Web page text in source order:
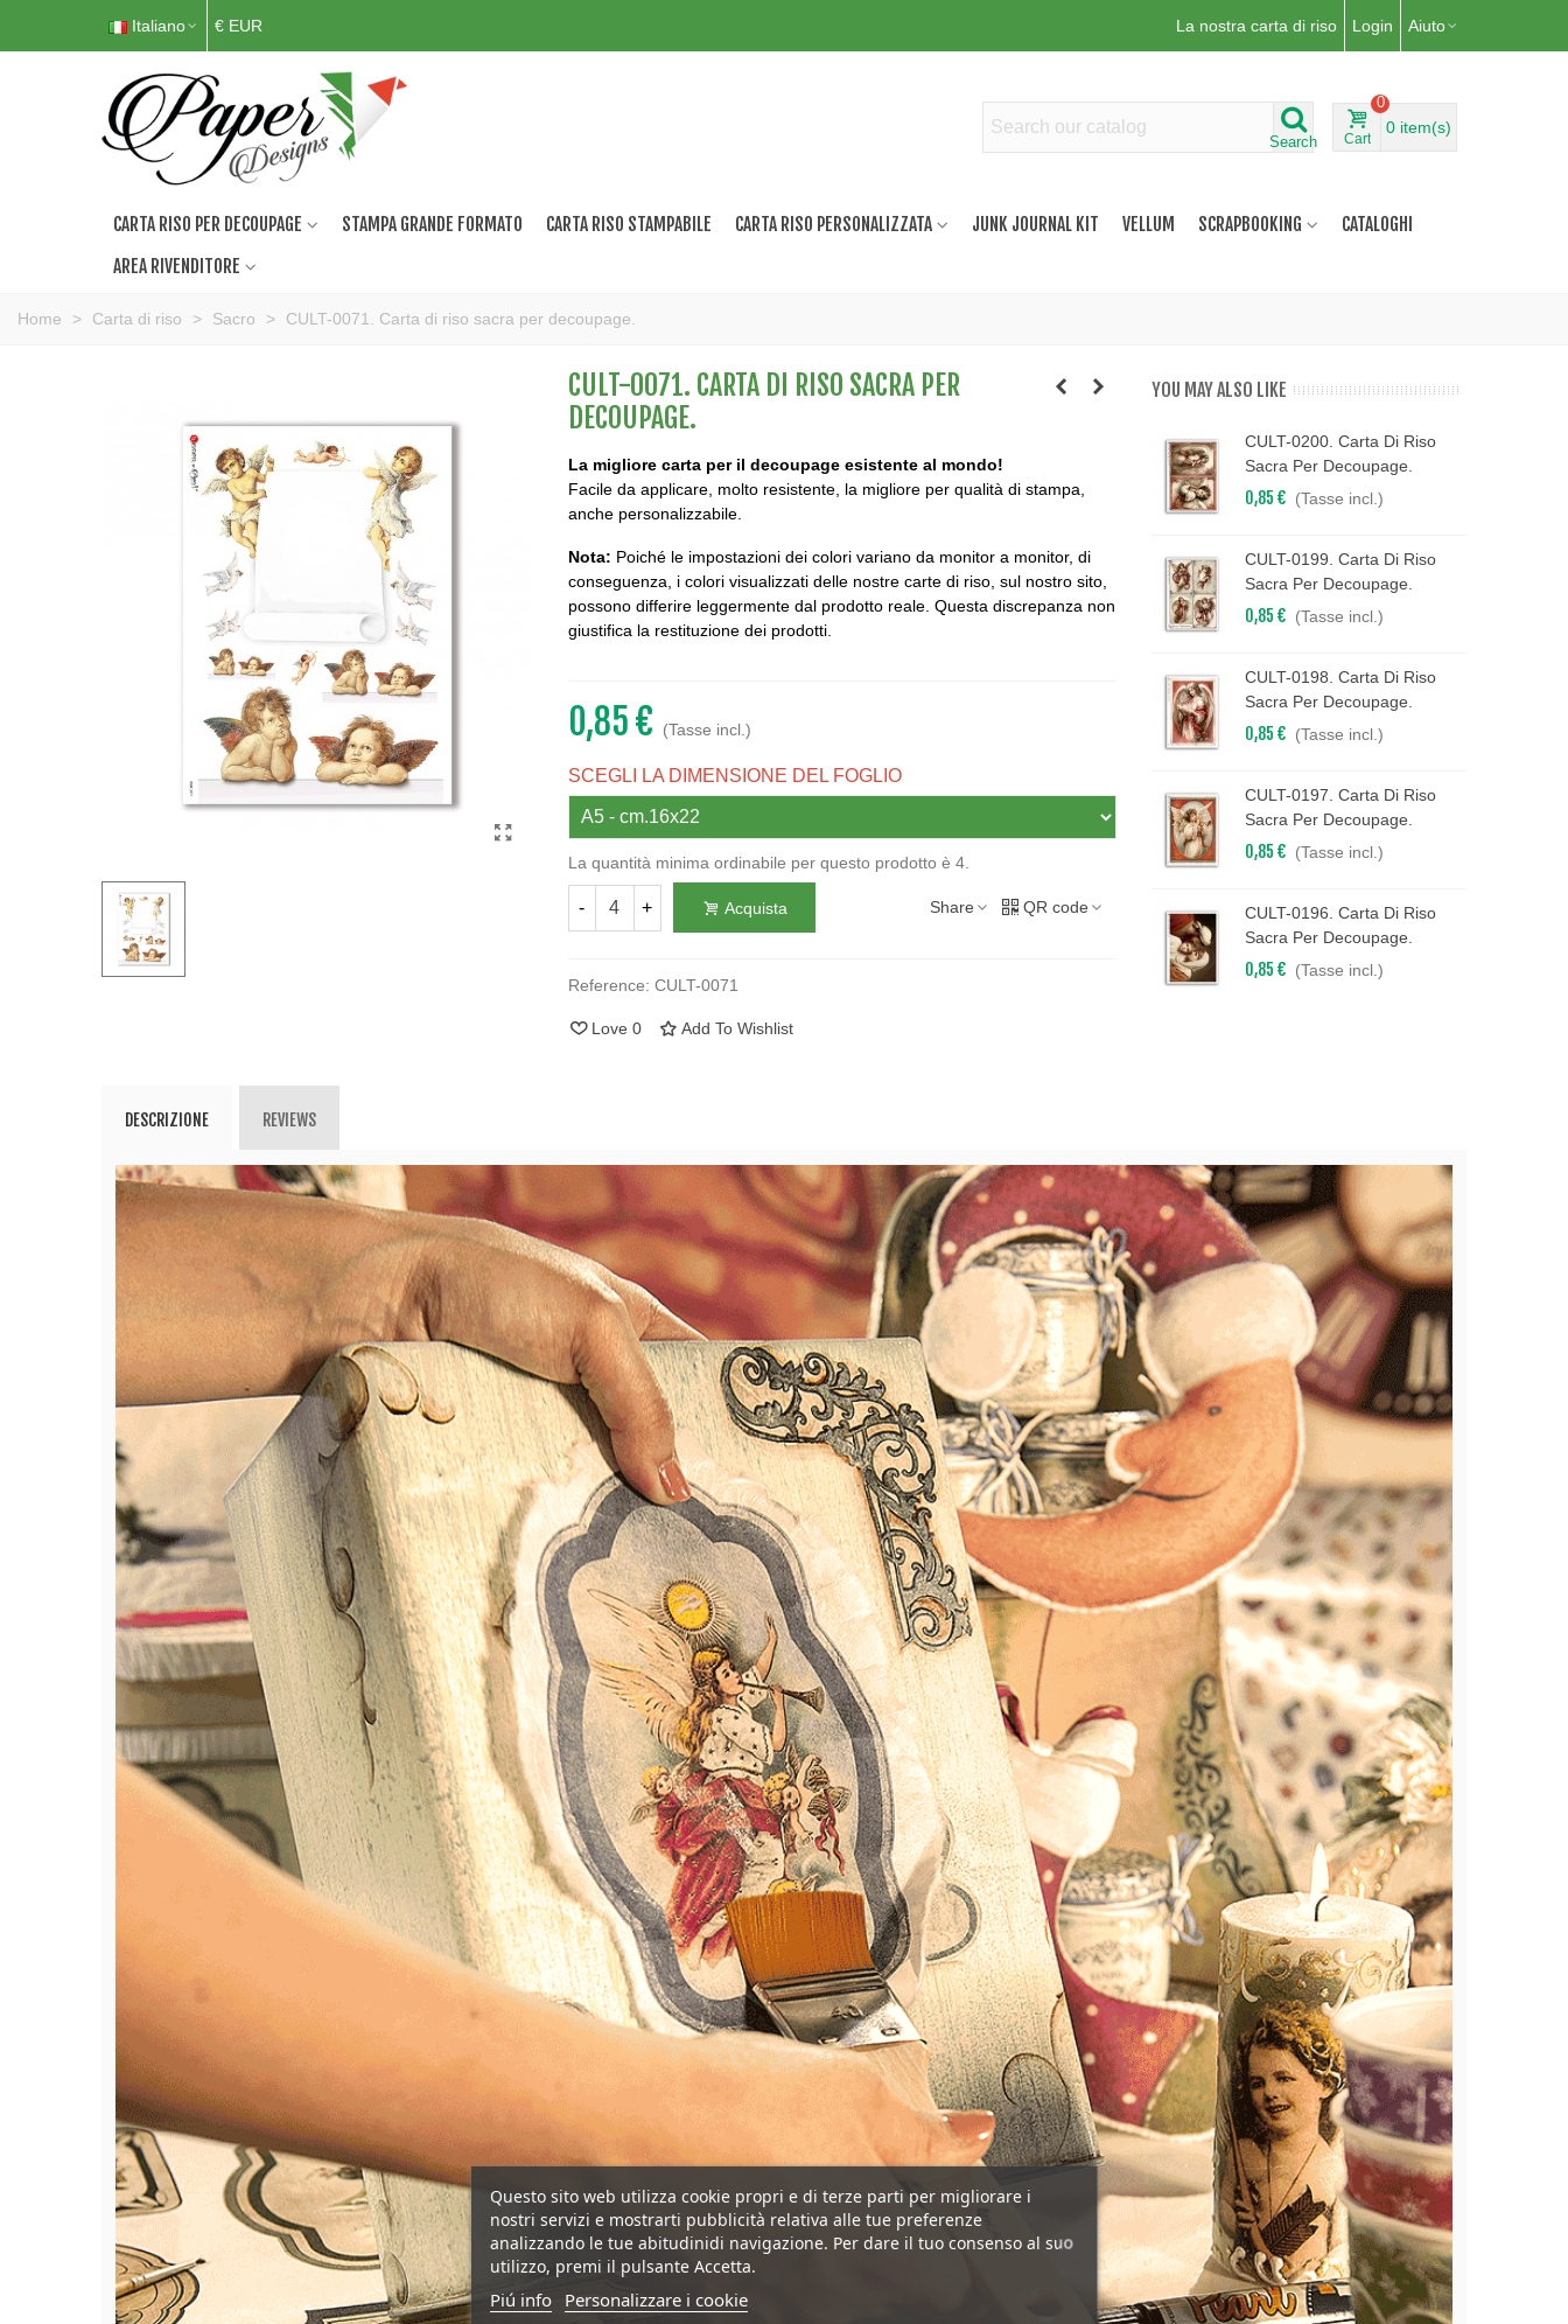
Italiano € EUR La nostra carta di riso Login Aiuto
Search Cart
0
0 item(s)
CARTA RISO PER DECOUPAGE STAMPA GRANDE FORMATO CARTA RISO STAMPABILE CARTA RISO PERSONALIZZATA JUNK JOURNAL KIT VELLUM SCRAPBOOKING
CATALOGHI
AREA RIVENDITORE
Home > Carta di riso > Sacro > CULT-0071. Carta di riso sacra per decoupage.
CULT-0071. CARTA DI RISO SACRA PER
DECOUPAGE.
La migliore carta per il decoupage esistente al mondo!
Facile da applicare, molto resistente, la migliore per qualità di stampa,
anche personalizzabile.
Nota: Poiché le impostazioni dei colori variano da monitor a monitor, di
conseguenza, i colori visualizzati delle nostre carte di riso, sul nostro sito,
possono differire leggermente dal prodotto reale. Questa discrepanza non
giustifica la restituzione dei prodotti.
0,85 € (Tasse incl.)
SCEGLI LA DIMENSIONE DEL FOGLIO
La quantità minima ordinabile per questo prodotto è 4.
- + Acquista Share QR code
Reference: CULT-0071
Love 0 Add To Wishlist
YOU MAY ALSO LIKE
CULT-0200. Carta Di Riso
Sacra Per Decoupage.
0,85 € (Tasse incl.)
CULT-0199. Carta Di Riso
Sacra Per Decoupage.
0,85 € (Tasse incl.)
CULT-0198. Carta Di Riso
Sacra Per Decoupage.
0,85 € (Tasse incl.)
CULT-0197. Carta Di Riso
Sacra Per Decoupage.
0,85 € (Tasse incl.)
CULT-0196. Carta Di Riso
Sacra Per Decoupage.
0,85 € (Tasse incl.)
DESCRIZIONE REVIEWS
Questo sito web utilizza cookie propri e di terze parti per migliorare i
nostri servizi e mostrarti pubblicità relativa alle tue preferenze
analizzando le tue abitudinidi navigazione. Per dare il tuo consenso al suo
utilizzo, premi il pulsante Accetta.
Piú info Personalizzare i cookie